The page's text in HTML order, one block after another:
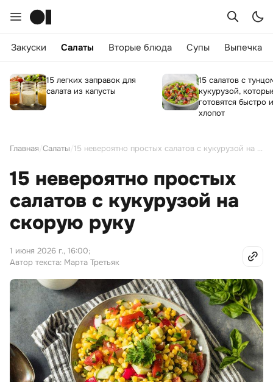
Закуски Салаты Вторые блюда Супы Выпечка
15 легких заправок для
салата из капусты
15 салатов с
кукурузой,
готовятся быстро
хлопот
Главная Салаты 15 невероятно простых салатов с кукурузой на скорую руку
15 невероятно простых
салатов с кукурузой на
скорую руку
1 июня 2026 г., 16:00;
Автор текста: Марта Третьяк